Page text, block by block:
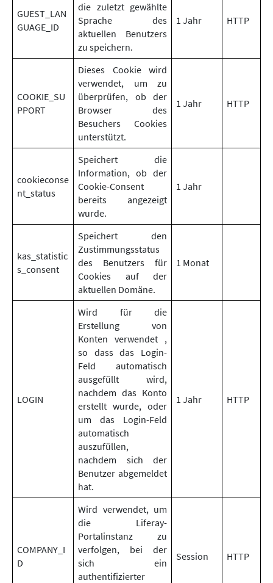
GUEST_LAN
GUAGE_ID
die zuletzt gewählte
Sprache des
aktuellen Benutzers
zu speichern.
1 Jahr HTTP
COOKIE_SU
PPORT
Dieses Cookie wird
verwendet, um zu
überprüfen, ob der
Browser des
Besuchers Cookies
unterstützt.
1 Jahr HTTP
cookieconse
nt_status
Speichert die
Information, ob der
Cookie-Consent
bereits angezeigt
wurde.
1 Jahr
kas_statistic
s_consent
Speichert den
Zustimmungsstatus
des Benutzers für
Cookies auf der
aktuellen Domäne.
1 Monat
LOGIN
Wird für die
Erstellung von
Konten verwendet ,
so dass das Login-
Feld automatisch
ausgefüllt wird,
nachdem das Konto
erstellt wurde, oder
um das Login-Feld
automatisch
auszufüllen,
nachdem sich der
Benutzer abgemeldet
hat.
1 Jahr HTTP
COMPANY_I
D
Wird verwendet, um
die Liferay-
Portalinstanz zu
verfolgen, bei der
sich ein
authentifizierter
Session HTTP